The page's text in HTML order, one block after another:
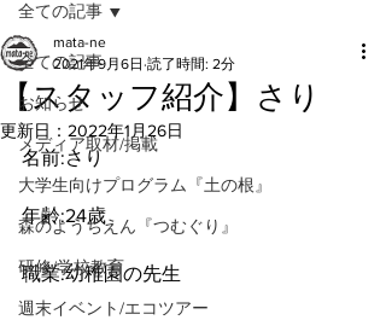
全ての記事
お知らせ
メディア取材/掲載
大学生向けプログラム『土の根』
森のようちえん『つむぐり』
研修/学校教育
週末イベント/エコツアー
全ての記事
【スタッフ紹介】さり
mata-ne
2021年9月6日 読了時間: 2分
更新日： 2022年1月26日
名前:さり
年齢:24歳
職業:幼稚園の先生